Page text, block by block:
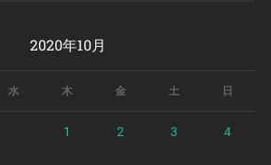
2020年10月
水 木 金 土 日
1 2 3 4